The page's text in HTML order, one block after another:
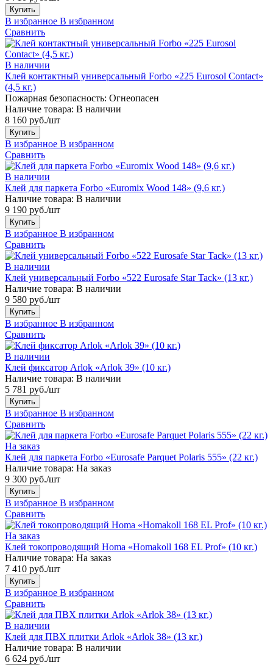
Купить
В избранное В избранном
Сравнить
В наличии
Клей контактный универсальный Forbo «225 Eurosol Contact»
(4,5 кг.)
Пожарная безопасность: Огнеопасен
Наличие товара: В наличии
8 160 руб./шт
Купить
В избранное В избранном
Сравнить
В наличии
Клей для паркета Forbo «Euromix Wood 148» (9,6 кг.)
Наличие товара: В наличии
9 190 руб./шт
Купить
В избранное В избранном
Сравнить
В наличии
Клей универсальный Forbo «522 Eurosafe Star Tack» (13 кг.)
Наличие товара: В наличии
9 580 руб./шт
Купить
В избранное В избранном
Сравнить
В наличии
Клей фиксатор Arlok «Arlok 39» (10 кг.)
Наличие товара: В наличии
5 781 руб./шт
Купить
В избранное В избранном
Сравнить
На заказ
Клей для паркета Forbo «Eurosafe Parquet Polaris 555» (22 кг.)
Наличие товара: На заказ
9 300 руб./шт
Купить
В избранное В избранном
Сравнить
На заказ
Клей токопроводящий Homa «Homakoll 168 EL Prof» (10 кг.)
Наличие товара: На заказ
7 410 руб./шт
Купить
В избранное В избранном
Сравнить
В наличии
Клей для ПВХ плитки Arlok «Arlok 38» (13 кг.)
Наличие товара: В наличии
6 624 руб./шт